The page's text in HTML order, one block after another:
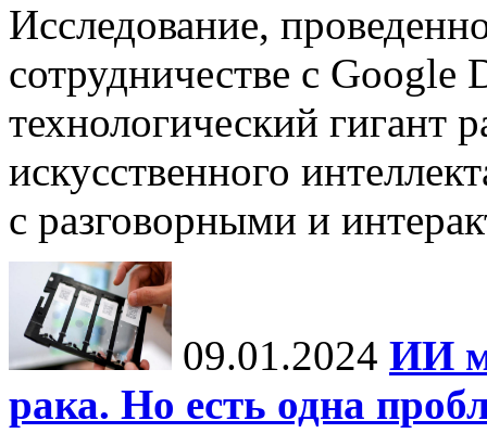
Исследование,
сотрудничестве с Google
технологический гигант
искусственного
с разговорными и
09.01.2024 ИИ
рака. Но есть одна